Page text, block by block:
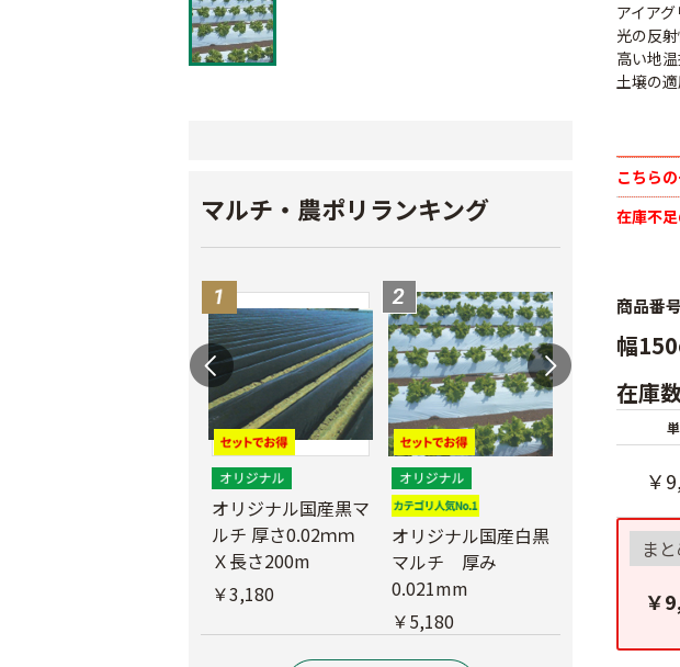
マルチ・農ポリランキング
オリジナル国産黒マ
ルチ 厚さ0.02ｍｍ
Ｘ長さ200m
￥3,180
オリジナル国産白黒
マルチ 厚み
0.021mm
￥5,180
マルチ 厚さ
0.023mm
アイア
光の反
高い地
土壌の
こちら
在庫不
商品番
幅
在庫
￥
ま
￥